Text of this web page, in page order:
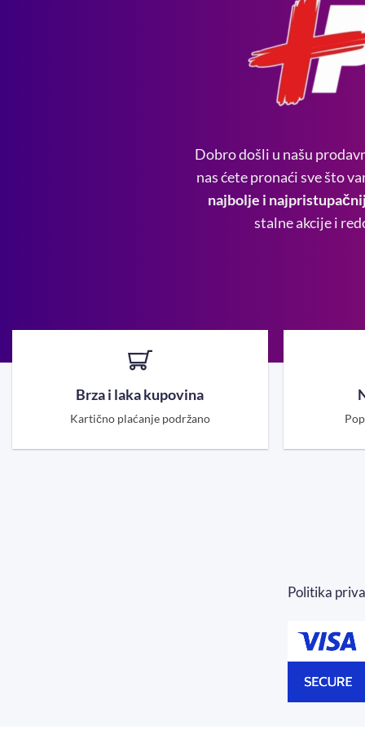
Dobro došli u našu
nas ćete pronaći sve što
najbolje i
stalne akcije i
Brza i laka kupovina
Kartično plaćanje podržano
Politika